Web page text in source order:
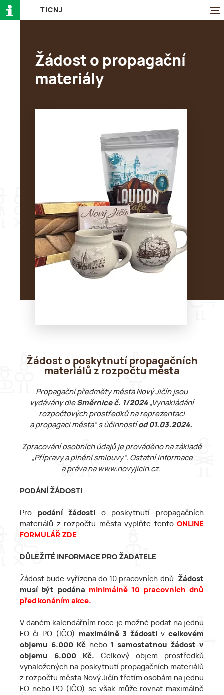
TI CN J
Žádost o propagační
materiály
Žádost o poskytnutí propagačních
materiálů z rozpočtu města
Propagační předměty města Nový Jičín jsou
vydávány dle Směrnice č. 1/2024„Vynakládání
rozpočtových prostředků na reprezentaci
a propagaci města“ s účinností od 01.03.2024.
Zpracování osobních údajů je prováděno na základě
„Přípravy a plnění smlouvy“. Ostatní informace
a práva na www.novyjicin.cz.
PODÁNÍ ŽÁDOSTI
Pro podání žádosti o poskytnutí propagačních
materiálů z rozpočtu města vyplňte tento ONLINE
FORMULÁŘ ZDE
DŮLEŽITÉ INFORMACE PRO ŽADATELE
Žádost bude vyřízena do 10 pracovních dnů. Žádost
musí být podána minimálně 10 pracovních dnů
před konáním akce.
V daném kalendářním roce je možné podat na jednu
FO či PO (IČO) maximálně 3 žádosti v celkovém
objemu 6.000 Kčnebo 1 samostatnou žádost v
objemu 6.000 Kč. Celkový objem prostředků
vynaložených na poskytnutí propagačních materiálů
z rozpočtu města Nový Jičín třetím osobám na jednu
FO nebo PO (IČO) se však může rovnat maximálně